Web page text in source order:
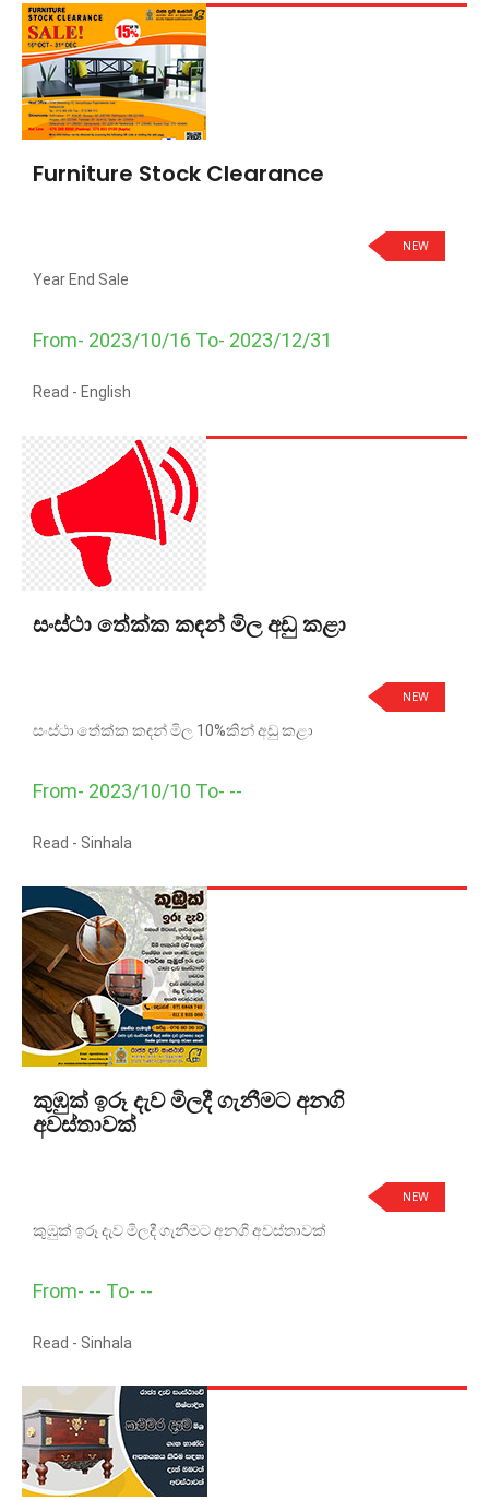
Furniture Stock Clearance
NEW
Year End Sale
From- 2023/10/16 To- 2023/12/31
Read - English
සංස්ථා තේක්ක කඳන් මිල අඩු කළා
NEW
සංස්ථා තේක්ක කඳන් මිල 10%කින් අඩු කළා
From- 2023/10/10 To- --
Read - Sinhala
කුඹුක් ඉරූ දැව මිලදී ගැනීමට අනගි
අවස්තාවක්
NEW
කුඹුක් ඉරූ දැව මිලදී ගැනීමට අනගි අවස්තාවක්
From- -- To- --
Read - Sinhala